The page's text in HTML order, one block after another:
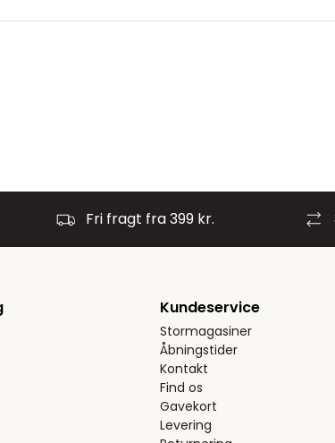
Fri fragt fra 399 kr.
Kundeservice
Stormagasiner
Åbningstider
Kontakt
Find os
Gavekort
Levering